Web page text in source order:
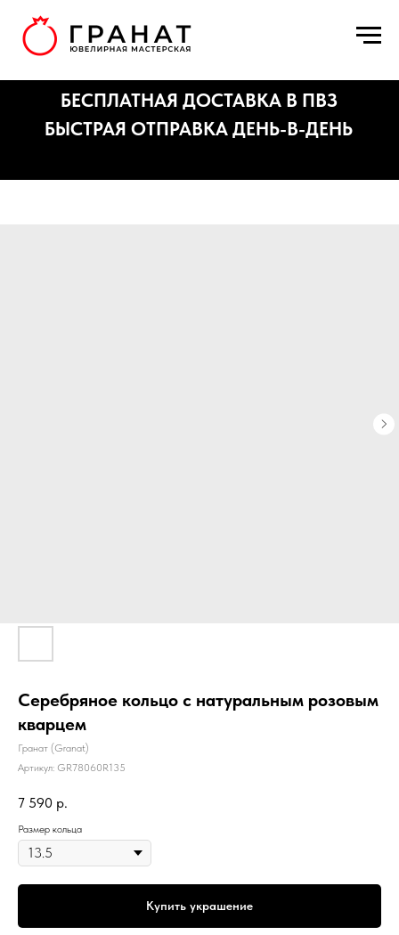
БЫСТРАЯ ОТПРАВКА ДЕНЬ-В-ДЕНЬ
Серебряное кольцо с натуральным розовым
кварцем
Гранат (Granat)
Артикул: GR78060R135
7 590 р.
Размер кольца
Купить украшение